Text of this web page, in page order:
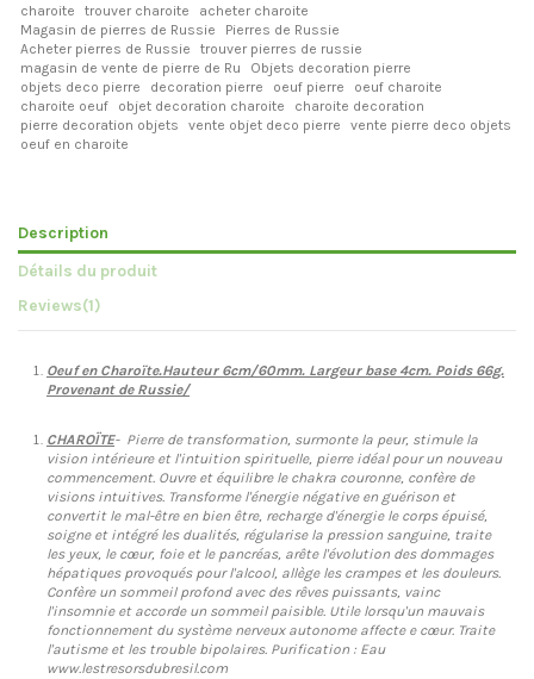
charoite trouver charoite
acheter charoite
Magasin de pierres de Russie
Pierres de Russie
Acheter pierres de Russie
trouver pierres de russie
magasin de vente de pierre de Ru
Objets decoration pierre
objets deco pierre
decoration pierre oeuf pierre
oeuf charoite
charoite oeuf
objet decoration charoite
charoite decoration
pierre decoration objets
vente objet deco pierre
vente pierre deco objets
oeuf en charoite
Description
Détails du produit
Reviews(1)
Oeuf en Charoïte.Hauteur 6cm/60mm. Largeur base 4cm. Poids 66g.
Provenant de Russie/
CHAROÏTE- Pierre de transformation, surmonte la peur, stimule la
vision intérieure et l'intuition spirituelle, pierre idéal pour un nouveau
commencement. Ouvre et équilibre le chakra couronne, confère de
visions intuitives. Transforme l'énergie négative en guérison et
convertit le mal-être en bien être, recharge d'énergie le corps épuisé,
soigne et intégré les dualités, régularise la pression sanguine, traite
les yeux, le cœur, foie et le pancréas, arête l'évolution des dommages
hépatiques provoqués pour l'alcool, allège les crampes et les douleurs.
Confère un sommeil profond avec des rêves puissants, vainc
l'insomnie et accorde un sommeil paisible. Utile lorsqu'un mauvais
fonctionnement du système nerveux autonome affecte e cœur. Traite
l'autisme et les trouble bipolaires. Purification : Eau
www.lestresorsdubresil.com